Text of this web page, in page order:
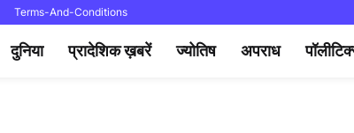
Terms-And-Conditions
दुनिया प्रादेशिक ख़बरें ज्योतिष अपराध